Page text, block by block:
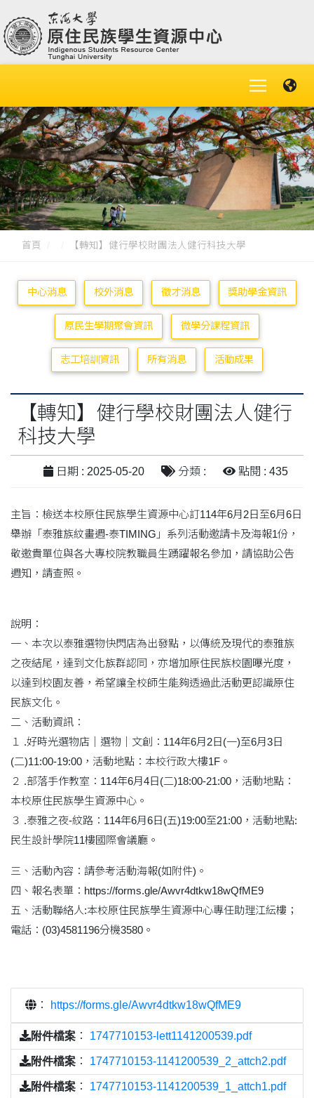
首頁 【轉知】健行學校財團法人健行科技大學
中心消息 校外消息 徵才消息 獎助學金資訊
原民生學期聚會資訊 微學分課程資訊
志工培訓資訊 所有消息 活動成果
【轉知】健行學校財團法人健行
科技大學
日期 : 2025-05-20 分類 : 點閱 : 435
主旨：檢送本校原住民族學生資源中心訂114年6月2日至6月6日
舉辦「泰雅族紋畫週-泰TIMING」系列活動邀請卡及海報1份，
敬邀貴單位與各大專校院教職員生踴躍報名參加，請協助公告
週知，請查照。
說明：
一、本次以泰雅選物快閃店為出發點，以傳統及現代的泰雅族
之夜結尾，達到文化族群認同，亦增加原住民族校園曝光度，
以達到校園友善，希望讓全校師生能夠透過此活動更認識原住
民族文化。
二、活動資訊：
１ .好時光選物店｜選物｜文創：114年6月2日(一)至6月3日
(二)11:00-19:00，活動地點：本校行政大樓1F。
２ .部落手作教室：114年6月4日(二)18:00-21:00，活動地點：
本校原住民族學生資源中心。
３ .泰雅之夜-紋路：114年6月6日(五)19:00至21:00，活動地點:
民生設計學院11樓國際會議廳。
三、活動內容：請參考活動海報(如附件)。
四、報名表單：https://forms.gle/Awvr4dtkw18wQfME9
五、活動聯絡人:本校原住民族學生資源中心專任助理江紜樓；
電話：(03)4581196分機3580。
： https://forms.gle/Awvr4dtkw18wQfME9
附件檔案 ： 1747710153-lett1141200539.pdf
附件檔案 ： 1747710153-1141200539_2_attch2.pdf
附件檔案 ： 1747710153-1141200539_1_attch1.pdf